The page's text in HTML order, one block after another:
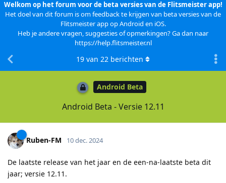
Welkom op het forum voor de beta versies van de Flitsmeister app!
Het doel van dit forum is om feedback te krijgen van beta versies van de
Flitsmeister app op Android en iOS.
Heb je andere vragen, suggesties of opmerkingen? Ga dan naar
https://help.flitsmeister.nl
Android Beta
Android Beta - Versie 12.11
19 van 22 berichten
Ruben-FM 10 dec. 2024
De laatste release van het jaar en de een-na-laatste beta dit
jaar; versie 12.11.